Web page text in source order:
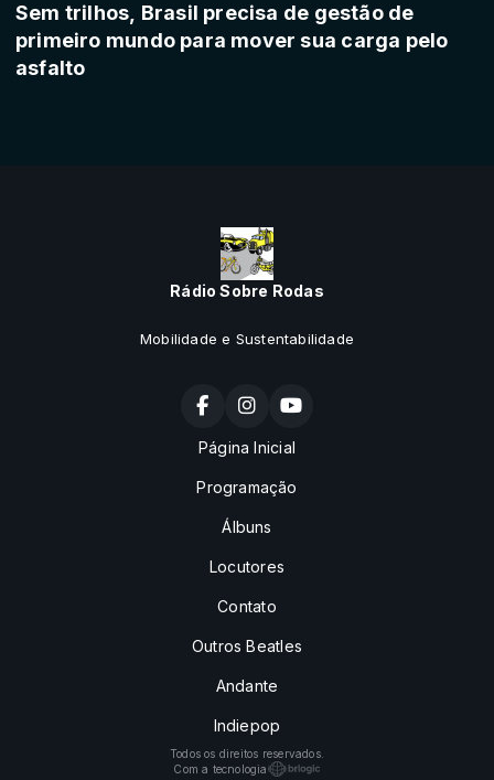
Sem trilhos, Brasil precisa de gestão de
primeiro mundo para mover sua carga pelo
asfalto
Rádio Sobre Rodas
Mobilidade e Sustentabilidade
Página Inicial
Programação
Álbuns
Locutores
Contato
Outros Beatles
Andante
Indiepop
Todos os direitos reservados.
Com a tecnologia